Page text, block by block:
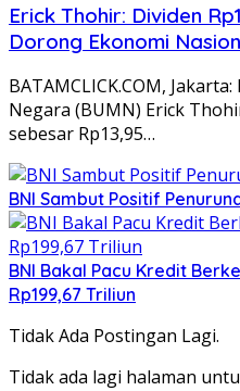
Erick Thohir: Dividen
Dorong Ekonomi
BATAMCLICK.COM,
Negara (BUMN) Erick
sebesar Rp13,95…
BNI Sambut Positif
BNI Bakal Pacu Kredit
Rp199,67 Triliun
Tidak Ada Postingan Lagi.
Tidak ada lagi halaman